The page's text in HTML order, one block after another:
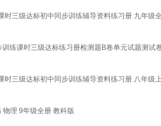
三级达标初中同步训练辅导资料练习册 九年级
练课时三级达标练习册检测题B卷单元试题测试
三级达标初中同步训练辅导资料练习册 八年级
理 9年级全册 教科版